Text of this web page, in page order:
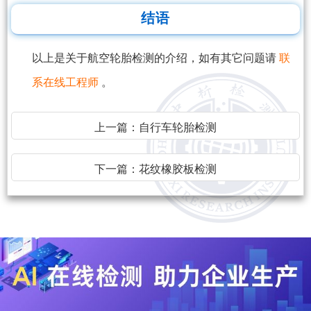
结语
以上是关于航空轮胎检测的介绍，如有其它问题请 联
系在线工程师 。
上一篇： 自行车轮胎检测
下一篇： 花纹橡胶板检测